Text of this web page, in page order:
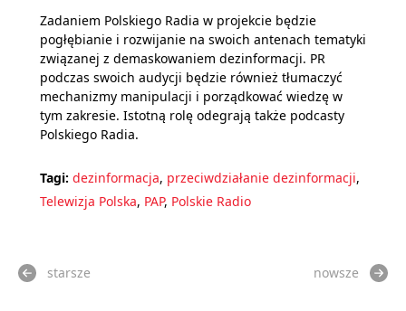
Zadaniem Polskiego Radia w projekcie będzie
pogłębianie i rozwijanie na swoich antenach tematyki
związanej z demaskowaniem dezinformacji. PR
podczas swoich audycji będzie również tłumaczyć
mechanizmy manipulacji i porządkować wiedzę w
tym zakresie. Istotną rolę odegrają także podcasty
Polskiego Radia.
Tagi: dezinformacja, przeciwdziałanie dezinformacji,
Telewizja Polska, PAP, Polskie Radio
starsze nowsze